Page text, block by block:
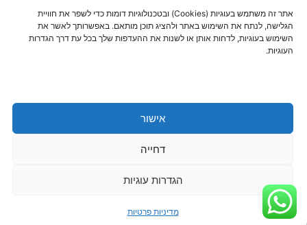
אתר זה משתמש בעוגיות (Cookies) ובטכנולוגיות דומות כדי לשפר את חוויית
הגלישה, לנתח את השימוש באתר ולהציג תוכן מותאם. באפשרותך לאשר את
השימוש בעוגיות, לדחות אותן או לשנות את ההעדפות שלך בכל עת דרך הגדרות
העוגיות.
אישור
דחייה
הגדרות עוגיות
מדיניות פרטיות
דרכי הגעה
מדיניות פרטיות
© כל הזכויות שמורות לישיבת שבי חברון 2022 | נבנה ועוצב ב-❤ ע"י